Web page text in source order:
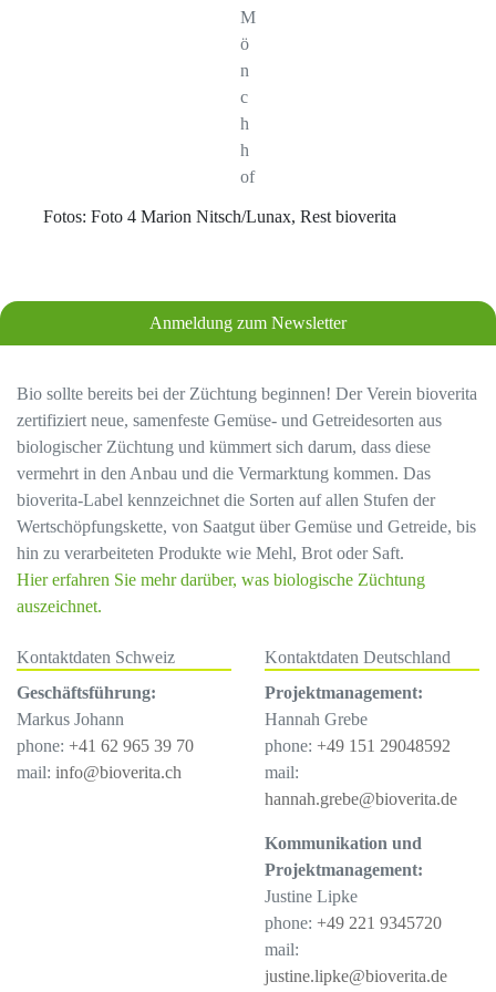
M
ö
n
c
h
h
of
Fotos: Foto 4 Marion Nitsch/Lunax, Rest bioverita
Anmeldung zum Newsletter
Bio sollte bereits bei der Züchtung beginnen! Der Verein bioverita
zertifiziert neue, samenfeste Gemüse- und Getreidesorten aus
biologischer Züchtung und kümmert sich darum, dass diese
vermehrt in den Anbau und die Vermarktung kommen. Das
bioverita-Label kennzeichnet die Sorten auf allen Stufen der
Wertschöpfungskette, von Saatgut über Gemüse und Getreide, bis
hin zu verarbeiteten Produkte wie Mehl, Brot oder Saft.
Hier erfahren Sie mehr darüber, was biologische Züchtung
auszeichnet.
Kontaktdaten Schweiz
Geschäftsführung:
Markus Johann
phone: +41 62 965 39 70
mail: info@bioverita.ch
Kontaktdaten Deutschland
Projektmanagement:
Hannah Grebe
phone: +49 151 29048592
mail:
hannah.grebe@bioverita.de
Kommunikation und
Projektmanagement:
Justine Lipke
phone: +49 221 9345720
mail:
justine.lipke@bioverita.de